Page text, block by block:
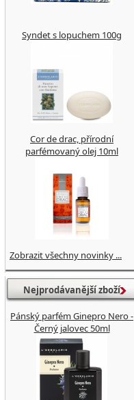
Syndet s lopuchem 100g
Cor de drac, přírodní
parfémovaný olej 10ml
Zobrazit všechny novinky ...
Nejprodávanější zboží
Pánský parfém Ginepro Nero -
Černý jalovec 50ml